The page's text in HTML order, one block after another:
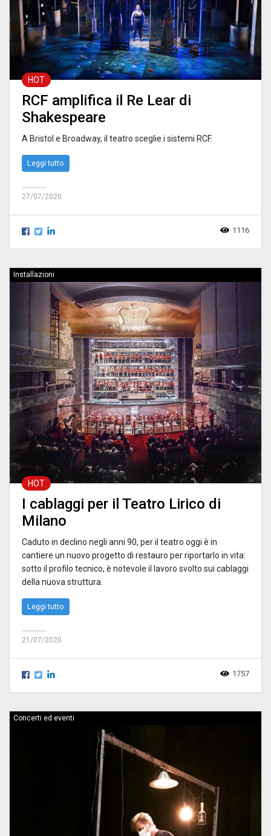
HOT
RCF amplifica il Re Lear di
Shakespeare
A Bristol e Broadway, il teatro sceglie i sistemi RCF.
Leggi tutto
27/07/2020
1116
Installazioni
HOT
I cablaggi per il Teatro Lirico di
Milano
Caduto in declino negli anni 90, per il teatro oggi è in
cantiere un nuovo progetto di restauro per riportarlo in vita:
sotto il profilo tecnico, è notevole il lavoro svolto sui cablaggi
della nuova struttura.
Leggi tutto
21/07/2020
1757
Concerti ed eventi